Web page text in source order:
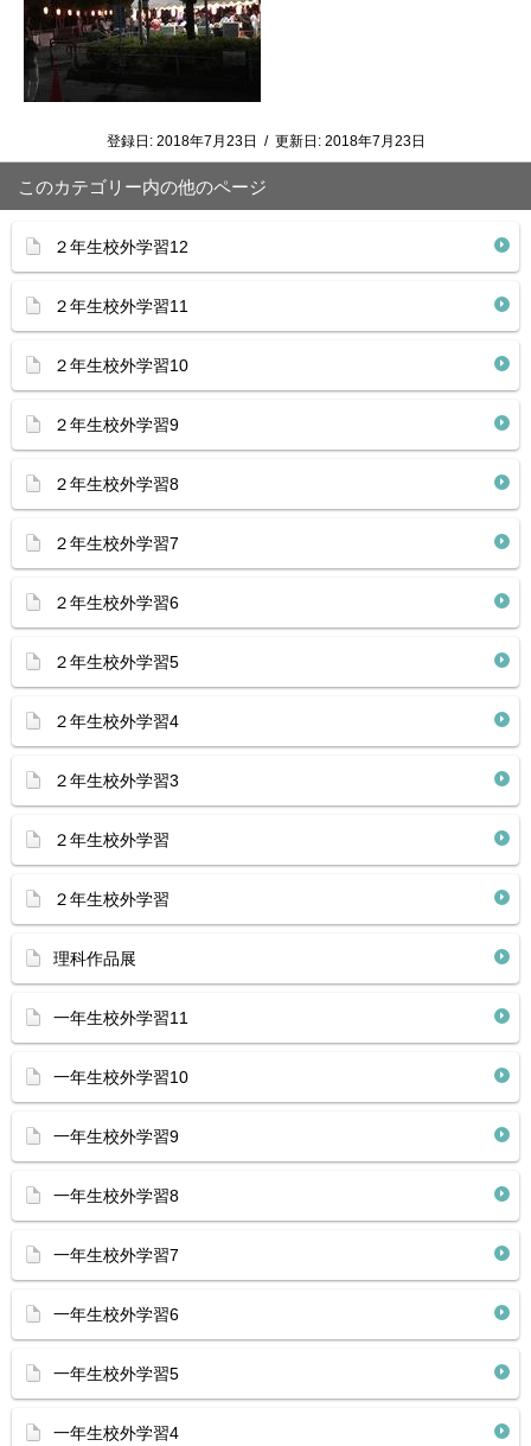
登録日: 2018年7月23日 / 更新日: 2018年7月23日
このカテゴリー内の他のページ
２年生校外学習12
２年生校外学習11
２年生校外学習10
２年生校外学習9
２年生校外学習8
２年生校外学習7
２年生校外学習6
２年生校外学習5
２年生校外学習4
２年生校外学習3
２年生校外学習
２年生校外学習
理科作品展
一年生校外学習11
一年生校外学習10
一年生校外学習9
一年生校外学習8
一年生校外学習7
一年生校外学習6
一年生校外学習5
一年生校外学習4